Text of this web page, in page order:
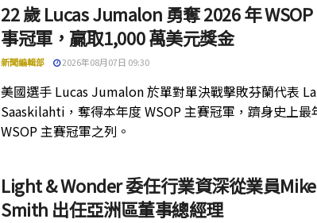
22 歲 Lucas Jumalon 勇奪 2026 年
事冠軍，贏取1,000 萬美元獎金
新聞編輯部 2026年08月07日 09:30
美國選手 Lucas Jumalon 於單對單決戰擊敗芬蘭代表
Saaskilahti，奪得本年度 WSOP 主賽冠軍，躋身史上最
WSOP 主賽冠軍之列。
Light & Wonder 委任行業資深從業員Mike
Smith 出任亞洲區董事總經理